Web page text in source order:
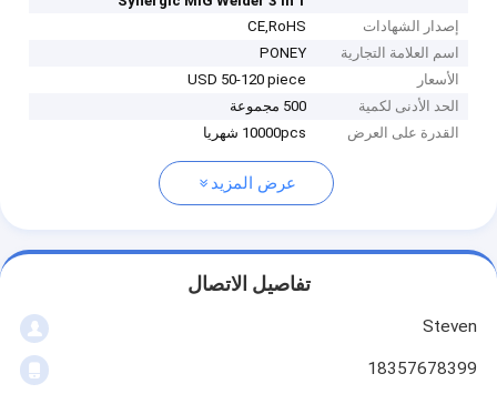
إصدار الشهادات
CE,RoHS
اسم العلامة التجارية
PONEY
الأسعار
USD 50-120 piece
الحد الأدنى لكمية
500 مجموعة
القدرة على العرض
10000pcs شهريا
عرض المزيد
تفاصيل الاتصال
Steven
18357678399